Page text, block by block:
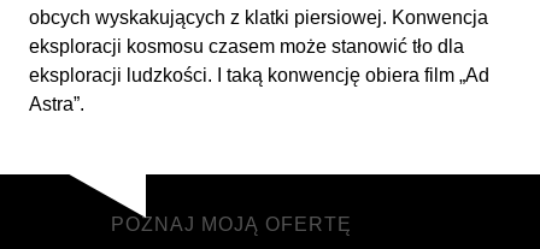
obcych wyskakujących z klatki piersiowej. Konwencja
eksploracji kosmosu czasem może stanowić tło dla
eksploracji ludzkości. I taką konwencję obiera film „Ad
Astra”.
POZNAJ MOJĄ OFERTĘ
POZNAJ MOJĄ OFERTĘ